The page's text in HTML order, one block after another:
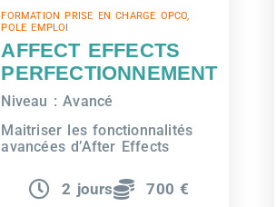
FORMATION PRISE EN CHARGE OPCO,
POLE EMPLOI
AFFECT EFFECTS
PERFECTIONNEMENT
Niveau : Avancé
Maitriser les fonctionnalités
avancées d’After Effects
2 jours 700 €